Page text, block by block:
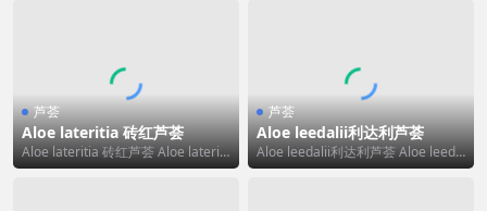
芦荟
Aloe lateritia 砖红芦荟
Aloe lateritia 砖红芦荟 Aloe lateriti
a 的标准中文...
芦荟
Aloe leedalii利达利芦荟
Aloe leedalii利达利芦荟 Aloe leeda
lii 的标准中文翻译...